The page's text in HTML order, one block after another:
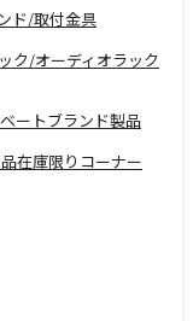
ド/取付金具
ク/オーディオラック
ートブランド製品
在庫限りコーナー